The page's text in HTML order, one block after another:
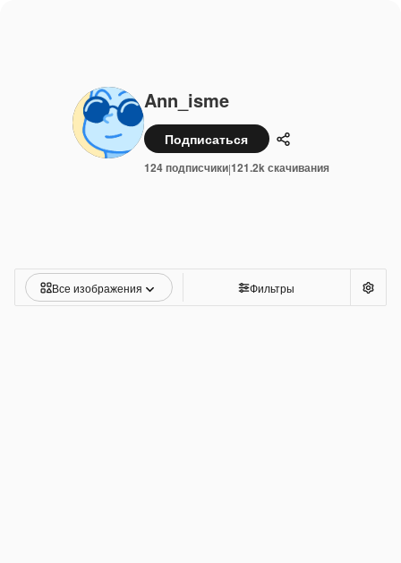
Ann_isme
Подписаться Поделиться
124 подписчики|121.2k скачивания
Все изображения Фильтры